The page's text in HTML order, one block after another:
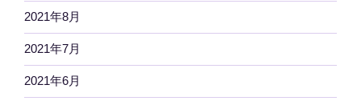
2021年8月
2021年7月
2021年6月